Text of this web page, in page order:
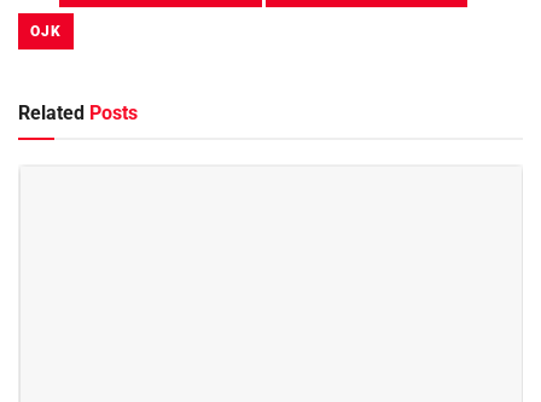
OJK
Related Posts